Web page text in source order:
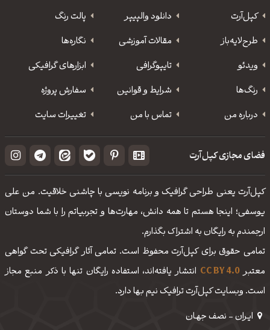
کپل‌آرت دانلود‌ والپیپر
پالت رنگ
طرح‌لایه‌باز
مقالات آموزشی
نگاره‌ها
ویدئو
‌تایپوگرافی
ابزارهای گرافیکی
رنگ‌ها
شرایط و قوانین
سفارش پروژه
درباره من
تماس با من تغییرات سایت
فضای مجازی کپل‌آرت
کپل‌آرت یعنی طراحی گرافیک و برنامه نویسی با چاشنی خلاقیت. من علی
یوسفی؛ اینجا هستم تا همه دانش، مهارت‌‌ها و تجربیاتم را با شما دوستان
ارجمندم به رایگان به اشتراک بگذارم.
تمامی حقوق برای کپل‌آرت محفوظ است. تمامی آثار گرافیکی تحت گواهی
معتبرCC BY 4.0 انتشار یافته‌اند، استفاده رایگان تنها با ذکر منبع مجاز
است. وبسایت کپل‌آرت ترافیک نیم بها دارد.
ایـران - نصف جهـان